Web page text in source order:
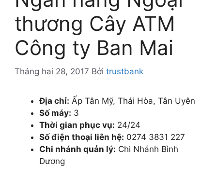
thương Cây ATM
Công ty Ban Mai
Tháng hai 28, 2017 Bởi trustbank
Địa chỉ: Ấp Tân Mỹ, Thái Hòa, Tân Uyên
Số máy: 3
Thời gian phục vụ: 24/24
Số điện thoại liên hệ: 0274 3831 227
Chi nhánh quản lý: Chi Nhánh Bình
Dương